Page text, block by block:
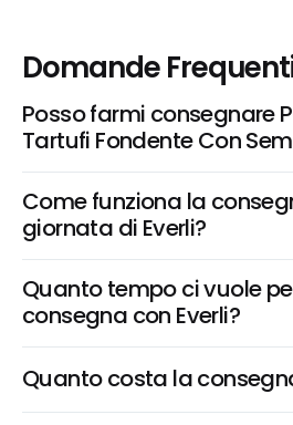
Domande
Posso farmi consegnare
Tartufi Fondente Con
Come funziona la
giornata di Everli?
Quanto tempo ci vuole
consegna con Everli?
Quanto costa la